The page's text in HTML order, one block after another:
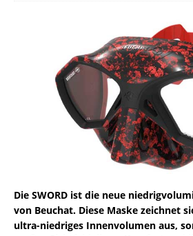
Die SWORD ist die neue
von Beuchat. Diese Maske zeichnet
ultra-niedriges Innenvolumen aus,